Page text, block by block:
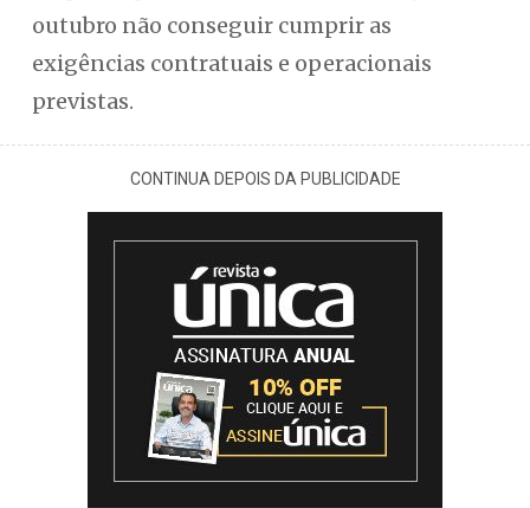
outubro não conseguir cumprir as
exigências contratuais e operacionais
previstas.
CONTINUA DEPOIS DA PUBLICIDADE